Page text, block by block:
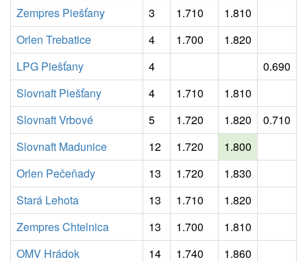
Zempres Piešťany
3 1.710
1.810
Orlen Trebatice
4 1.700
1.820
LPG Piešťany
4
0.690
Slovnaft Piešťany
4 1.710
1.810
Slovnaft Vrbové
5 1.720 1.820
0.710
Slovnaft Madunice
12 1.720
1.800
Orlen Pečeňady
13 1.720
1.830
Stará Lehota
13 1.710
1.820
Zempres Chtelnica
13 1.700
1.810
OMV Hrádok
14 1.740
1.860